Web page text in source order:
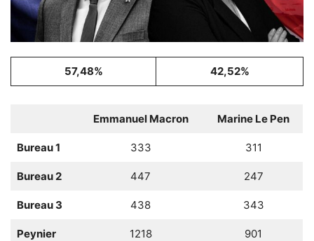
57,48% 42,52%
Emmanuel Macron Marine Le Pen
Bureau 1 333 311
Bureau 2 447 247
Bureau 3 438 343
Peynier 1218 901